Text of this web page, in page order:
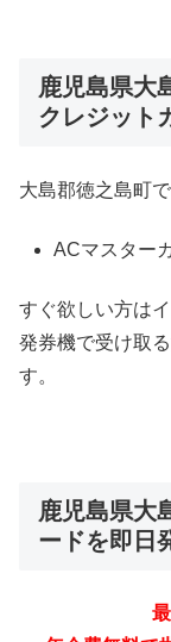
鹿児島県大
クレジット
大島郡徳之島町
ACマスター
すぐ欲しい方は
発券機で受け取
す。
鹿児島県大
ードを即日